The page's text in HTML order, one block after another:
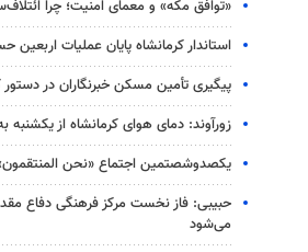
«توافق مکه» و معمای امنیت؛ چرا
استاندار کرمانشاه پایان عملیات اربعین
پیگیری تأمین مسکن خبرنگاران در دستور
زورآوند: دمای هوای کرمانشاه از
یکصدوشصتمین اجتماع «نحن
حبیبی: فاز نخست مرکز فرهنگی دفاع
می‌شود